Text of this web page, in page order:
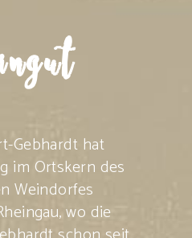
Gebhardt hat
im Ortskern des
Weindorfes
wo die